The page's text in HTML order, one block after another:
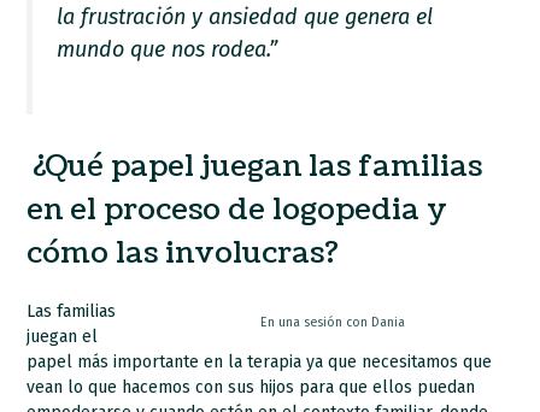
la frustración y ansiedad que genera el
mundo que nos rodea.”
¿Qué papel juegan las familias
en el proceso de logopedia y
cómo las involucras?
En una sesión con Dania
Las familias
juegan el
papel más importante en la terapia ya que necesitamos que
vean lo que hacemos con sus hijos para que ellos puedan